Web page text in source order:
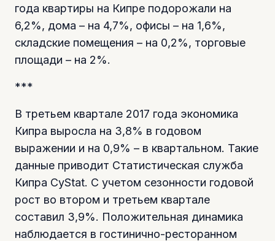
года квартиры на Кипре подорожали на
6,2%, дома – на 4,7%, офисы – на 1,6%,
складские помещения – на 0,2%, торговые
площади – на 2%.
***
В третьем квартале 2017 года экономика
Кипра выросла на 3,8% в годовом
выражении и на 0,9% – в квартальном. Такие
данные приводит Статистическая служба
Кипра CyStat. С учетом сезонности годовой
рост во втором и третьем квартале
составил 3,9%. Положительная динамика
наблюдается в гостинично-ресторанном